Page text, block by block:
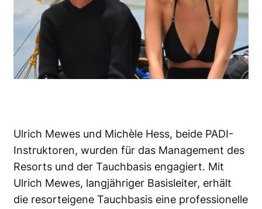
Ulrich Mewes und Michèle Hess, beide PADI-
Instruktoren, wurden für das Management des
Resorts und der Tauchbasis engagiert. Mit
Ulrich Mewes, langjähriger Basisleiter, erhält
die resorteigene Tauchbasis eine professionelle